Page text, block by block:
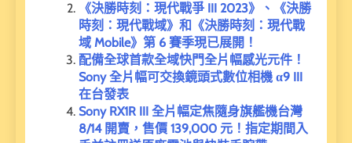
《決勝時刻：現代戰爭 III 2023》、《決勝
時刻：現代戰域》和《決勝時刻：現代戰
域 Mobile》第 6 賽季現已展開！
配備全球首款全域快門全片幅感光元件！
Sony 全片幅可交換鏡頭式數位相機 α9 III
在台發表
Sony RX1R III 全片幅定焦隨身旗艦機台灣
8/14 開賣，售價 139,000 元！指定期間入